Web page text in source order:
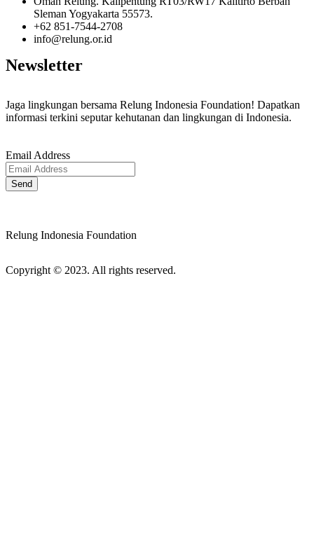
Sleman Yogyakarta 55573.
+62 851-7544-2708
info@relung.or.id
Newsletter
Jaga lingkungan bersama Relung Indonesia Foundation! Dapatkan
informasi terkini seputar kehutanan dan lingkungan di Indonesia.
Email Address
Send
Relung Indonesia Foundation
Copyright © 2023. All rights reserved.